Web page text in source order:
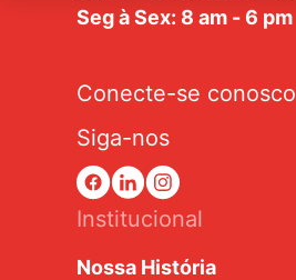
Seg à Sex: 8 am - 6 pm
Conecte-se conosco
Siga-nos
Institucional
Nossa História